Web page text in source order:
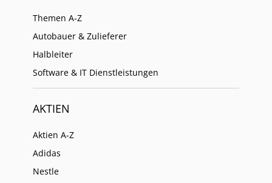
Themen A-Z
Autobauer & Zulieferer
Halbleiter
Software & IT Dienstleistungen
AKTIEN
Aktien A-Z
Adidas
Nestle